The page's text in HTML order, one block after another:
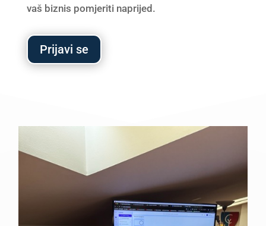
vaš biznis pomjeriti naprijed.
Prijavi se